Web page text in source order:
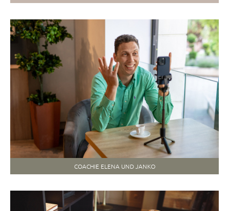
COACHIE ELENA UND JANKO